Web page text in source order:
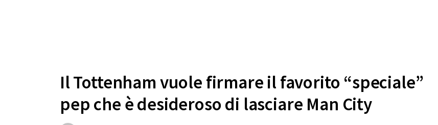
Il Tottenham vuole firmare il favorito “speciale”
pep che è desideroso di lasciare Man City